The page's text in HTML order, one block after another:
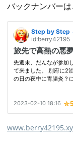
バックナンバー